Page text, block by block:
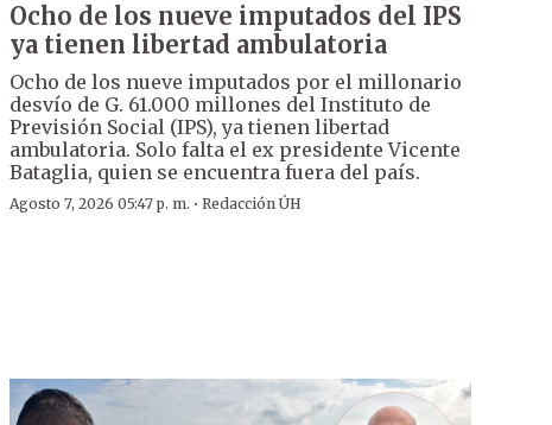
Ocho de los nueve imputados del IPS
ya tienen libertad ambulatoria
Ocho de los nueve imputados por el millonario
desvío de G. 61.000 millones del Instituto de
Previsión Social (IPS), ya tienen libertad
ambulatoria. Solo falta el ex presidente Vicente
Bataglia, quien se encuentra fuera del país.
Agosto 7, 2026 05:47 p. m. · Redacción ÚH